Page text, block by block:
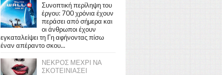
Συνοπτική περίληψη του
έργου: 700 χρόνια έχουν
περάσει από σήμερα και
οι άνθρωποι έχουν
εγκαταλείψει τη Γη αφήνοντας πίσω
έναν απέραντο σκου...
ΝΕΚΡΟΣ ΜΕΧΡΙ ΝΑ
ΣΚΟΤΕΙΝΙΑΣΕΙ